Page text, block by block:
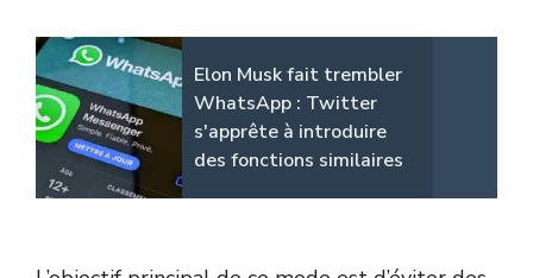
Elon Musk fait trembler
WhatsApp : Twitter
s'apprête à introduire
des fonctions similaires